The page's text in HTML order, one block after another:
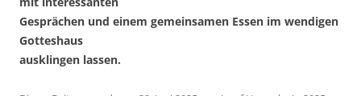
Gesprächen und einem gemeinsamen Essen im wendigen
Gotteshaus
ausklingen lassen.